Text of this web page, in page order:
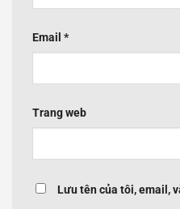
Email *
Trang web
Lưu tên của tôi, email,